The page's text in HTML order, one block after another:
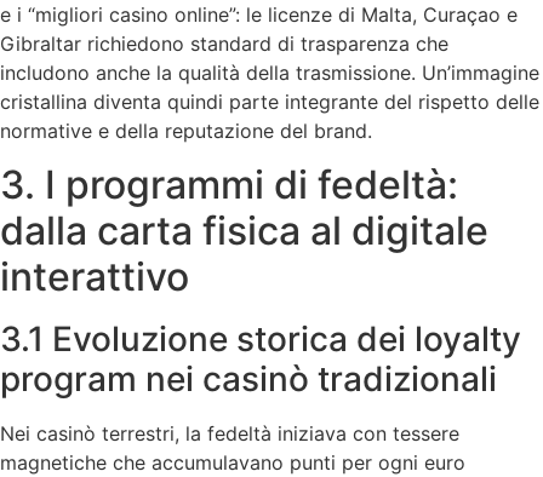
e i “migliori casino online”: le licenze di Malta, Curaçao e
Gibraltar richiedono standard di trasparenza che
includono anche la qualità della trasmissione. Un’immagine
cristallina diventa quindi parte integrante del rispetto delle
normative e della reputazione del brand.
3. I programmi di fedeltà:
dalla carta fisica al digitale
interattivo
3.1 Evoluzione storica dei loyalty
program nei casinò tradizionali
Nei casinò terrestri, la fedeltà iniziava con tessere
magnetiche che accumulavano punti per ogni euro